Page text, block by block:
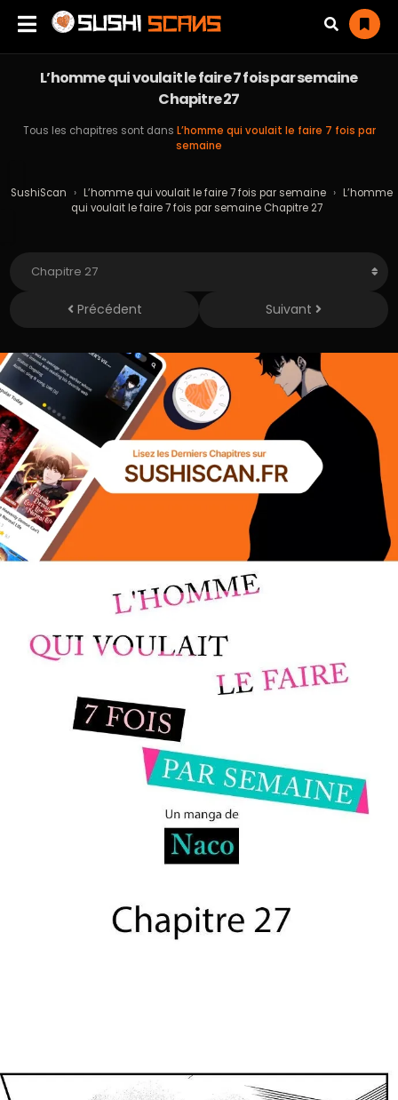
L’homme qui voulait le faire 7 fois par semaine
Chapitre 27
Tous les chapitres sont dans L’homme qui voulait le faire 7 fois par
semaine
SushiScan › L’homme qui voulait le faire 7 fois par semaine › L’homme
qui voulait le faire 7 fois par semaine Chapitre 27
Précédent Suivant